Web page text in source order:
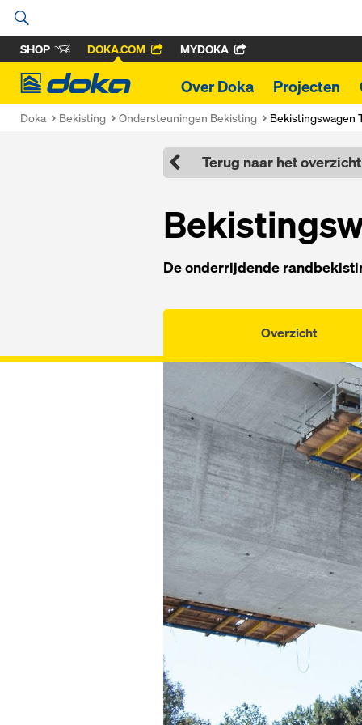
SHOP DOKA.COM MYDOKA
Doka
Over Doka Projecten
Doka Bekisting Ondersteuningen Bekisting Bekistingswagen
Terug naar het overzicht
De onderrijdende
Overzicht